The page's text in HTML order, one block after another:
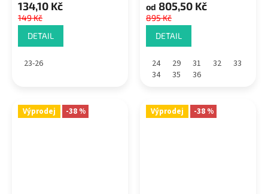
134,10 Kč
149 Kč
DETAIL
23-26
od 805,50 Kč
895 Kč
DETAIL
24 29 31 32
33
34
35 36
Výprodej -38 % Výprodej -38 %